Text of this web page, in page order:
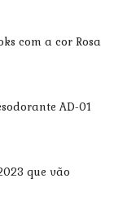
com a cor Rosa
AD-01
que vão